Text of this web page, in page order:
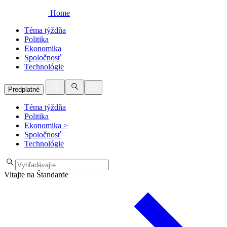
Home
Téma týždňa
Politika
Ekonomika
Spoločnosť
Technológie
Predplatné
Téma týždňa
Politika
Ekonomika >
Spoločnosť
Technológie
Vitajte na Štandarde